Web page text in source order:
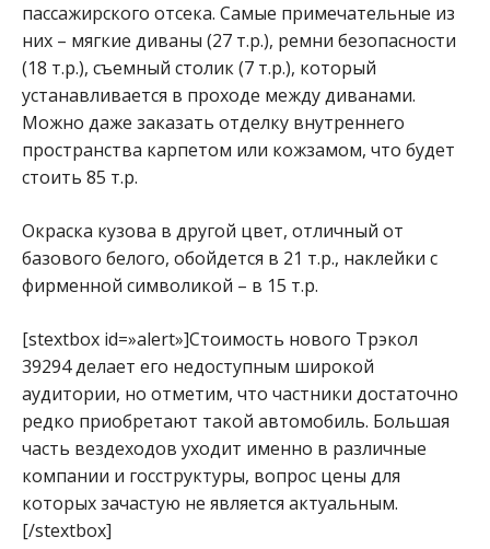
пассажирского отсека. Самые примечательные из
них – мягкие диваны (27 т.р.), ремни безопасности
(18 т.р.), съемный столик (7 т.р.), который
устанавливается в проходе между диванами.
Можно даже заказать отделку внутреннего
пространства карпетом или кожзамом, что будет
стоить 85 т.р.
Окраска кузова в другой цвет, отличный от
базового белого, обойдется в 21 т.р., наклейки с
фирменной символикой – в 15 т.р.
[stextbox id=»alert»]Стоимость нового Трэкол
39294 делает его недоступным широкой
аудитории, но отметим, что частники достаточно
редко приобретают такой автомобиль. Большая
часть вездеходов уходит именно в различные
компании и госструктуры, вопрос цены для
которых зачастую не является актуальным.
[/stextbox]